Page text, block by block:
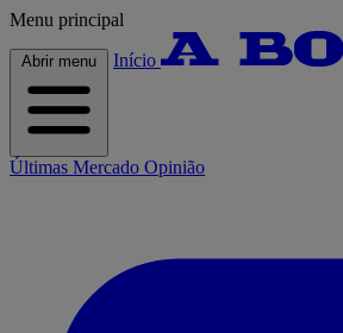
Menu principal
Abrir menu Início
Últimas Mercado Opinião